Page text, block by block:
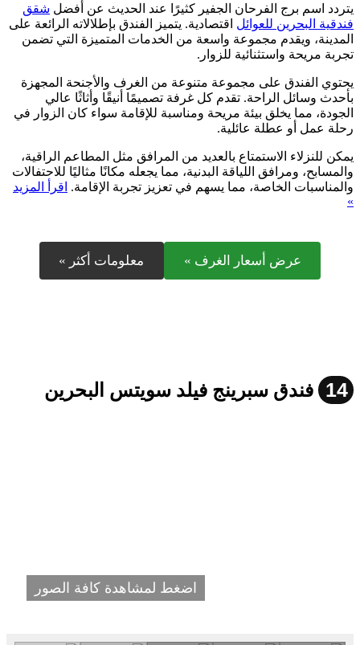
يتردد اسم برج الفرحان الجفير كثيرًا عند الحديث عن أفضل شقق
فندقية البحرين للعوائل اقتصادية. يتميز الفندق بإطلالاته الرائعة على
المدينة، ويقدم مجموعة واسعة من الخدمات المتميزة التي تضمن
تجربة مريحة واستثنائية للزوار.
يحتوي الفندق على مجموعة متنوعة من الغرف والأجنحة المجهزة
بأحدث وسائل الراحة. تقدم كل غرفة تصميمًا أنيقًا وأثاثًا عالي
الجودة، مما يخلق بيئة مريحة ومناسبة للإقامة سواء كان الزوار في
رحلة عمل أو عطلة عائلية.
يمكن للنزلاء الاستمتاع بالعديد من المرافق مثل المطاعم الراقية،
والمسابح، ومرافق اللياقة البدنية، مما يجعله مكانًا مثاليًا للاحتفالات
والمناسبات الخاصة، مما يسهم في تعزيز تجربة الإقامة. اقرأ المزيد
»
عرض أسعار الغرف » معلومات أكثر »
14 فندق سبرينج فيلد سويتس البحرين
اضغط لمشاهدة كافة الصور